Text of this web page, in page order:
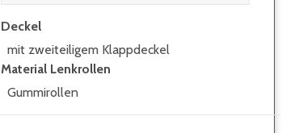
Deckel
mit zweiteiligem Klappdeckel
Material Lenkrollen
Gummirollen